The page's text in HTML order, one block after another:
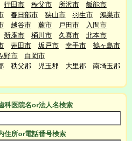
行田市 秩父市 所沢市
飯能市
春日部市 狭山市 羽生市
鴻巣市
越谷市 蕨市 戸田市
入間市
新座市 桶川市 久喜市
北本市
蓮田市 坂戸市 幸手市
鶴ヶ島市
野市
白岡市
秩父郡 児玉郡 大里郡
南埼玉郡
科医院名or法人名検索
住所or電話番号検索